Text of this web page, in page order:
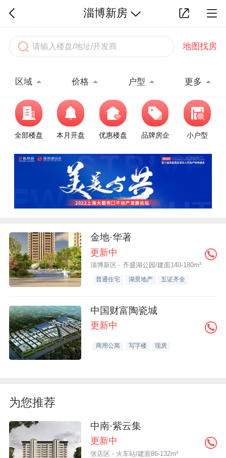
淄博新房
地图找房
区域 价格 户型 更多
全部楼盘 本月开盘 优惠楼盘 品牌房企 小户型
金地·华著
更新中
淄博新区 - 齐盛湖公园/建面140-180m²
普通住宅 湖景地产 五证齐全
中国财富陶瓷城
更新中
商用公寓 写字楼 现房
为您推荐
中南·紫云集
更新中
张店区 - 火车站/建面86-132m²